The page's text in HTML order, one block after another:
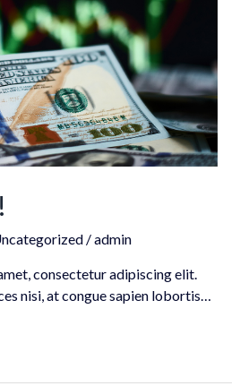
/admin
consectetur adipiscing elit.
nisi, at congue sapien lobortis…